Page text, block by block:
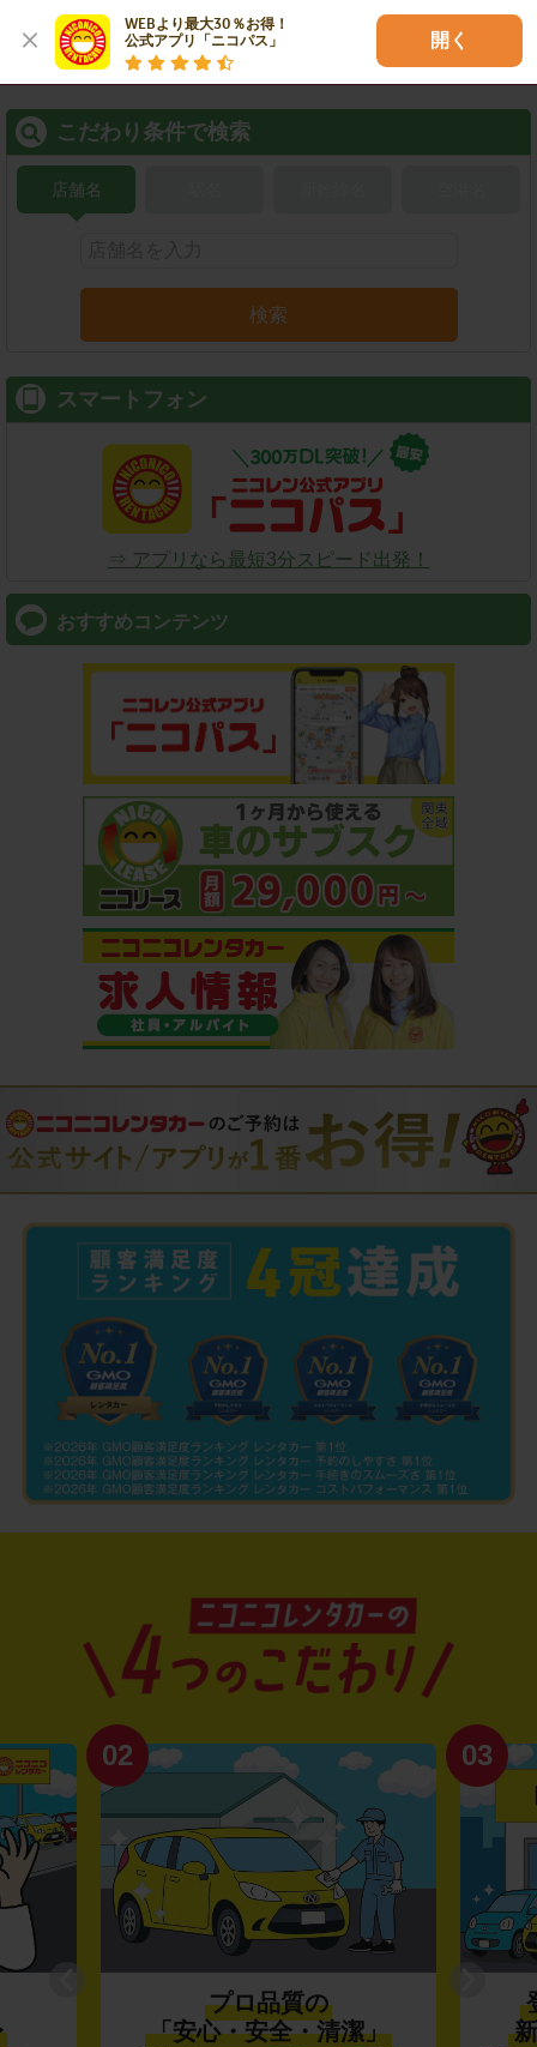
WEBより最大30％お得！
公式アプリ「ニコパス」
開く
こだわり条件で検索
店舗名
検索
スマートフォン
⇒ アプリなら最短3分スピード出発！
おすすめコンテンツ
02
プロ品質の
「安心・安全・清潔」
03